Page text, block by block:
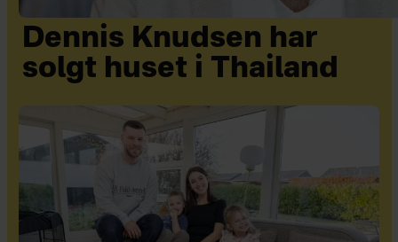
Dennis Knudsen har
solgt huset i Thailand